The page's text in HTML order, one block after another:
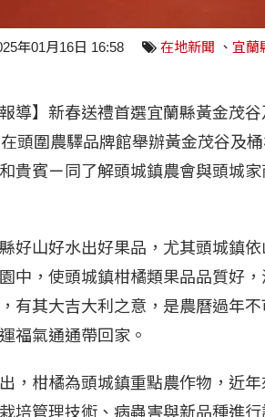
年01月16日 16:58 在地新聞 、 宜蘭
導】新春送禮首選宜蘭縣黃金茂
頭圍農驛品牌館舉辦黃金茂谷及
貴賓ㄧ同了解頭城鎮農會與頭城
好山好水出好果品，尤其頭城鎮
中，使頭城鎮柑橘類果品品質好
有其大吉大利之意，是農曆過年
福氣通通帶回家。
，柑橘為頭城鎮重點農作物，近
培管理技術、病蟲害與新品種進